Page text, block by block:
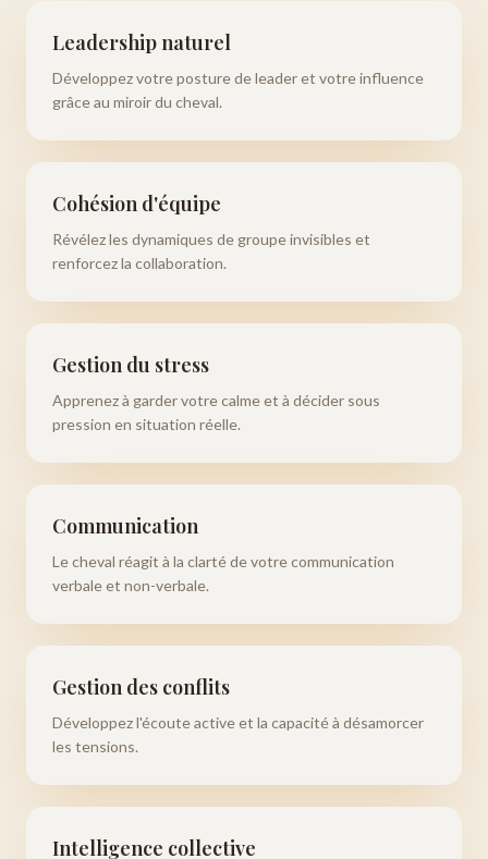
Leadership naturel
Développez votre posture de leader et votre influence
grâce au miroir du cheval.
Cohésion d'équipe
Révélez les dynamiques de groupe invisibles et
renforcez la collaboration.
Gestion du stress
Apprenez à garder votre calme et à décider sous
pression en situation réelle.
Communication
Le cheval réagit à la clarté de votre communication
verbale et non-verbale.
Gestion des conflits
Développez l'écoute active et la capacité à désamorcer
les tensions.
Intelligence collective